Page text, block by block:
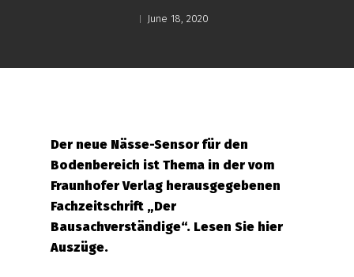
June 18, 2020
Der neue Nässe-Sensor für den
Bodenbereich ist Thema in der vom
Fraunhofer Verlag herausgegebenen
Fachzeitschrift „Der
Bausachverständige“. Lesen Sie hier
Auszüge.